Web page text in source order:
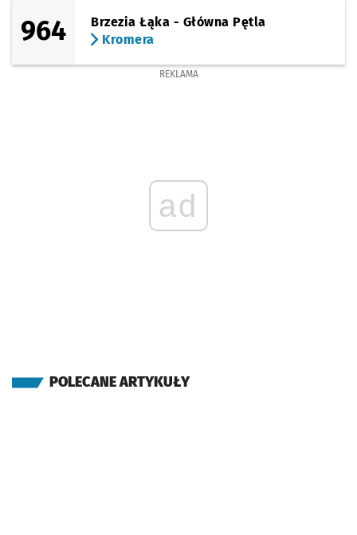
964
Brzezia Łąka - Główna Pętla
Kromera
REKLAMA
ad
POLECANE ARTYKUŁY